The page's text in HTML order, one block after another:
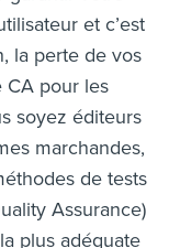
et c’est
la perte de vos
CA pour les
soyez éditeurs
marchandes,
de tests
Assurance)
plus adéquate